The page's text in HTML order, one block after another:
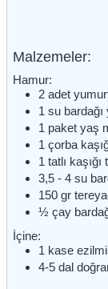
Malzemeler:
Hamur:
2 adet
1 su bardağı
1 paket yaş
1 çorba
1 tatlı kaşığı
3,5 - 4 su
150 gr
½ çay
İçine:
1 kase
4-5 dal